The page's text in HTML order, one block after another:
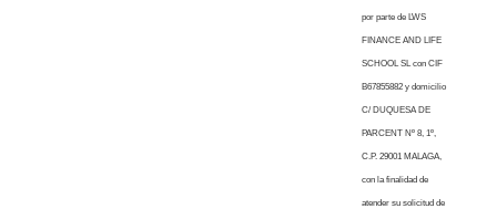
por parte de LWS
FINANCE AND LIFE
SCHOOL SL con CIF
B67855882 y domicilio
C/ DUQUESA DE
PARCENT Nº 8, 1º,
C.P. 29001 MALAGA,
con la finalidad de
atender su solicitud de